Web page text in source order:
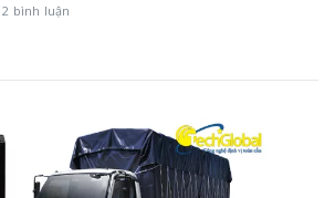
2 bình luận